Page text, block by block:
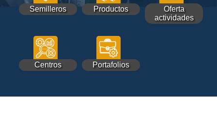
Semilleros Productos
Oferta
actividades
Centros Portafolios